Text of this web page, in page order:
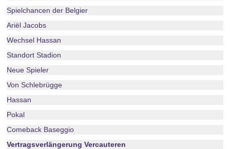
Spielchancen der Belgier
Ariël Jacobs
Wechsel Hassan
Standort Stadion
Neue Spieler
Von Schlebrügge
Hassan
Pokal
Comeback Baseggio
Vertragsverlängerung Vercauteren